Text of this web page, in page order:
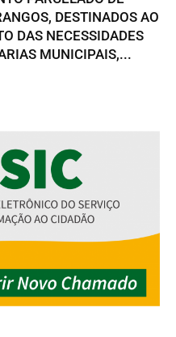
DESTINADOS AO
DAS NECESSIDADES
MUNICIPAIS,...